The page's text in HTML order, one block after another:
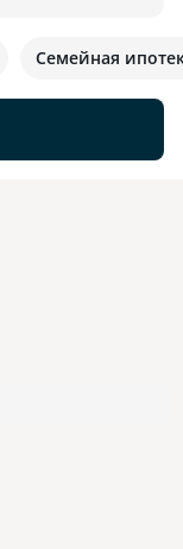
Семейная